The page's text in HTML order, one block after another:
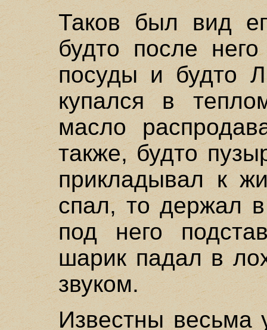
Таков был вид
будто после
посуды и будто
купался в
масло
также, будто
прикладывал к
спал, то держал
под него
шарик падал в
звуком.
Известны весьма